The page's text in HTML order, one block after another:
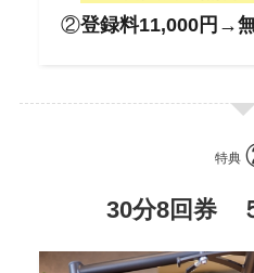
②登録料11,000円→
特典
30分8回券